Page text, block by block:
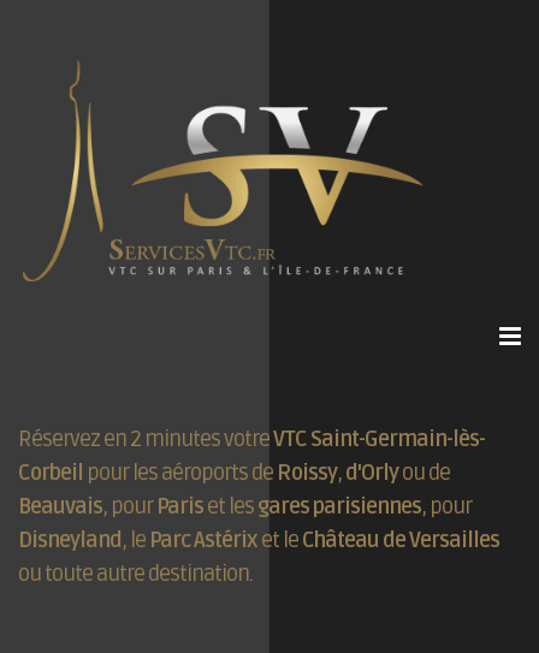
Réservez en 2 minutes votreVTC Saint-Germain-lès-
Corbeil pour les aéroports de Roissy,d'Orlyou de
Beauvais, pourPariset lesgares parisiennes, pour
Disneyland, le Parc Astérixet leChâteau de Versailles
ou toute autre destination.